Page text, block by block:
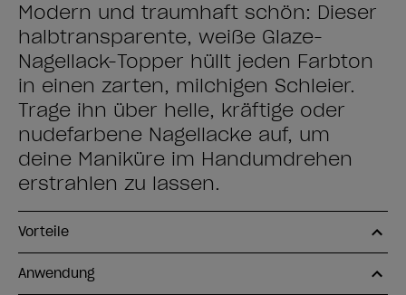
Modern und traumhaft schön: Dieser
halbtransparente, weiße Glaze-
Nagellack-Topper hüllt jeden Farbton
in einen zarten, milchigen Schleier.
Trage ihn über helle, kräftige oder
nudefarbene Nagellacke auf, um
deine Maniküre im Handumdrehen
erstrahlen zu lassen.
Vorteile
Anwendung